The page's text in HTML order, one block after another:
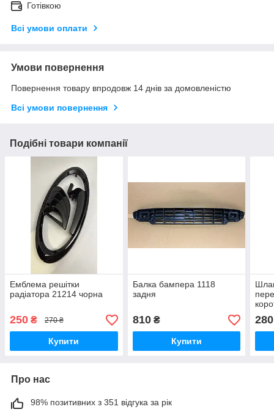
Готівкою
Всі умови оплати
Умови повернення
Повернення товару впродовж 14 днів за домовленістю
Всі умови повернення
Подібні товари компанії
Емблема решітки
радіатора 21214 чорна
250 ₴ 270 ₴
Купити
Балка бампера 1118
задня
810₴
Купити
280
Про нас
98% позитивних з 351 відгука за рік